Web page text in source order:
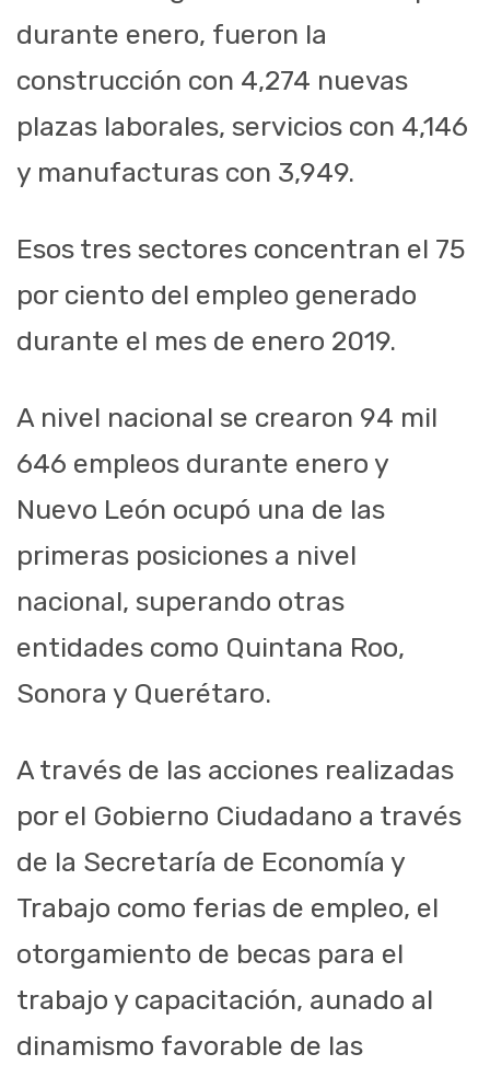
durante enero, fueron la
construcción con 4,274 nuevas
plazas laborales, servicios con 4,146
y manufacturas con 3,949.
Esos tres sectores concentran el 75
por ciento del empleo generado
durante el mes de enero 2019.
A nivel nacional se crearon 94 mil
646 empleos durante enero y
Nuevo León ocupó una de las
primeras posiciones a nivel
nacional, superando otras
entidades como Quintana Roo,
Sonora y Querétaro.
A través de las acciones realizadas
por el Gobierno Ciudadano a través
de la Secretaría de Economía y
Trabajo como ferias de empleo, el
otorgamiento de becas para el
trabajo y capacitación, aunado al
dinamismo favorable de las